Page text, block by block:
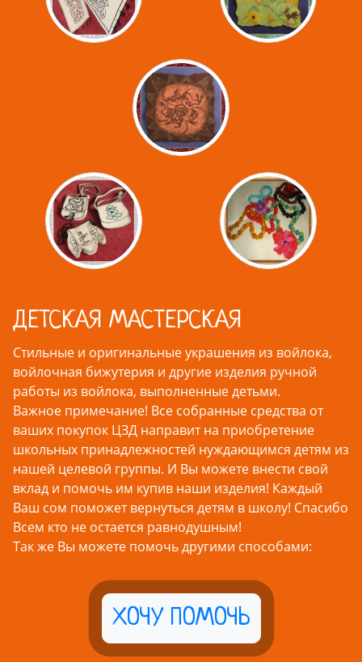
ДЕТСКАЯ МАСТЕРСКАЯ
Стильные и оригинальные украшения из войлока,
войлочная бижутерия и другие изделия ручной
работы из войлока, выполненные детьми.
Важное примечание! Все собранные средства от
ваших покупок ЦЗД направит на приобретение
школьных принадлежностей нуждающимся детям из
нашей целевой группы. И Вы можете внести свой
вклад и помочь им купив наши изделия! Каждый
Ваш сом поможет вернуться детям в школу! Спасибо
Всем кто не остается равнодушным!
Так же Вы можете помочь другими способами:
ХОЧУ ПОМОЧЬ